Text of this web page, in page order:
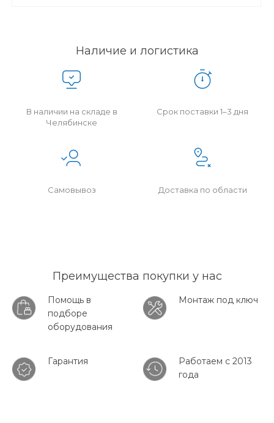
Наличие и логистика
В наличии на складе в
Челябинске
Срок поставки 1–3 дня
Самовывоз Доставка по области
Преимущества покупки у нас
Помощь в
подборе
оборудования
Монтаж под ключ
Гарантия
Работаем с 2013
года